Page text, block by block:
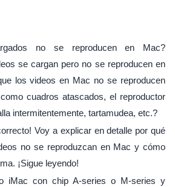
no se reproducen en Mac?
se cargan pero no se reproducen en
los videos en Mac no se reproducen
cuadros atascados, el reproductor
intermitentemente, tartamudea, etc.?
Voy a explicar en detalle por qué
no se reproduzcan en Mac y cómo
¡Sigue leyendo!
iMac con chip A-series o M-series y